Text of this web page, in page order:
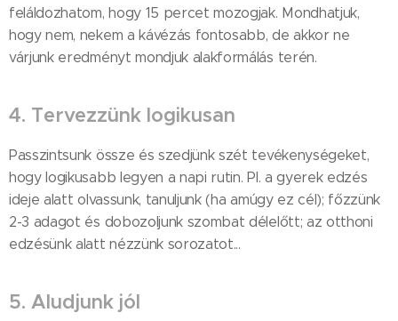
feláldozhatom, hogy 15 percet mozogjak. Mondhatjuk,
hogy nem, nekem a kávézás fontosabb, de akkor ne
várjunk eredményt mondjuk alakformálás terén.
4. Tervezzünk logikusan
Passzintsunk össze és szedjünk szét tevékenységeket,
hogy logikusabb legyen a napi rutin. Pl. a gyerek edzés
ideje alatt olvassunk, tanuljunk (ha amúgy ez cél); főzzünk
2-3 adagot és dobozoljunk szombat délelőtt; az otthoni
edzésünk alatt nézzünk sorozatot...
5. Aludjunk jól